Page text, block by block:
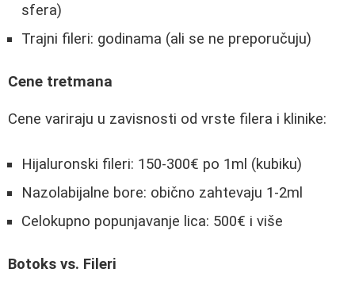
sfera)
Trajni fileri: godinama (ali se ne preporučuju)
Cene tretmana
Cene variraju u zavisnosti od vrste filera i klinike:
Hijaluronski fileri: 150-300€ po 1ml (kubiku)
Nazolabijalne bore: obično zahtevaju 1-2ml
Celokupno popunjavanje lica: 500€ i više
Botoks vs. Fileri